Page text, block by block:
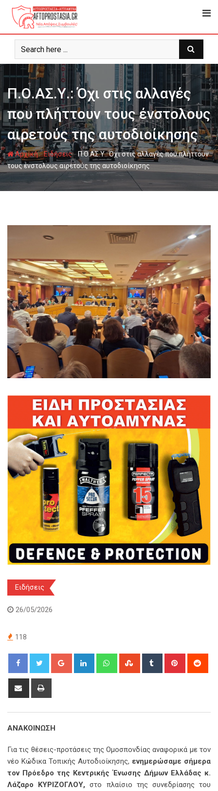
Ψάχνω
για...
Π.Ο.ΑΣ.Υ.: Όχι στις αλλαγές
που πλήττουν τους ένστολους
αιρετούς της αυτοδιοίκησης
Αρχική-Ειδήσεις- Π.Ο.ΑΣ.Υ.: Όχι στις αλλαγές που πλήττουν
τους ένστολους αιρετούς της αυτοδιοίκησης
Ειδήσεις
26/05/2026
118
Google+ LinkedIn WhatsappStumbleUpon
Tumblr Pinterest
Share
ΑΝΑΚΟΙΝΩΣΗ
Για τις θέσεις-προτάσεις της Ομοσπονδίας αναφορικά με τον
νέο Κώδικα Τοπικής Αυτοδιοίκησης, ενημερώσαμε σήμερα
τον Πρόεδρο της Κεντρικής Ένωσης Δήμων Ελλάδας κ.
Λάζαρο ΚΥΡΙΖΟΓΛΟΥ,στο πλαίσιο της συνεδρίασης του